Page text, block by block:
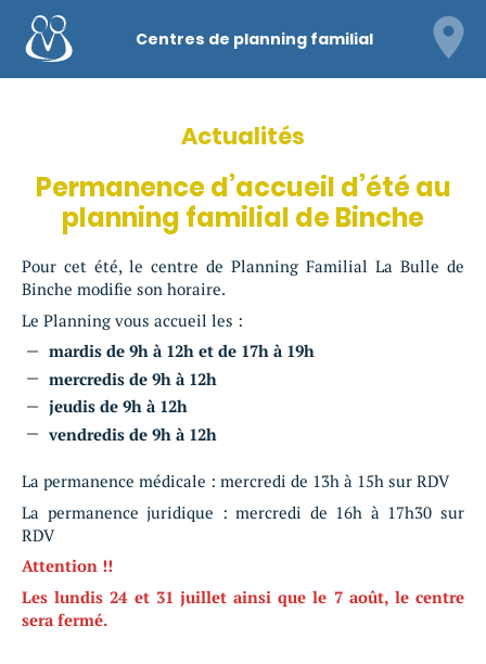
Centres de planning familial
Actualités
Permanence d’accueil d’été au
planning familial de Binche
Pour cet été, le centre de Planning Familial La Bulle de
Binche modifie son horaire.
Le Planning vous accueil les :
mardis de 9h à 12h et de 17h à 19h
mercredis de 9h à 12h
jeudis de 9h à 12h
vendredis de 9h à 12h
La permanence médicale : mercredi de 13h à 15h sur RDV
La permanence juridique : mercredi de 16h à 17h30 sur
RDV
Attention !!
Les lundis 24 et 31 juillet ainsi que le 7 août, le centre
sera fermé.